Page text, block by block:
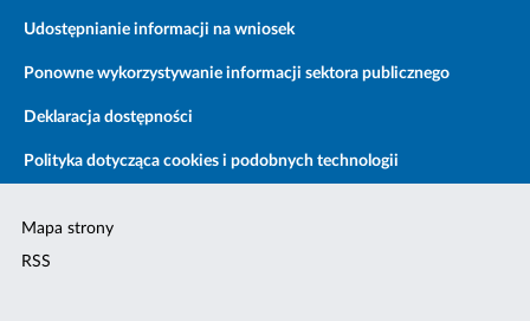
Udostępnianie informacji na wniosek
Ponowne wykorzystywanie informacji sektora publicznego
Deklaracja dostępności
Polityka dotycząca cookies i podobnych technologii
Mapa strony
RSS